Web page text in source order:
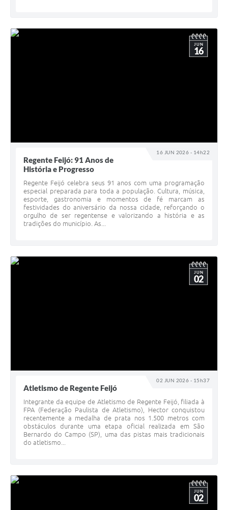
16 JUN 2026 - 14h22
JUN
16
Regente Feijó: 91 Anos de
História e Progresso
Regente Feijó celebra seus 91 anos com uma programação
especial preparada para toda a população. Cultura, música,
esporte, gastronomia e momentos de fé marcam as
festividades do aniversário da nossa cidade, reforçando o
orgulho de ser regentense e valorizando a história e as
tradições do município. As...
02 JUN 2026 - 15h37
JUN
02
Atletismo de Regente Feijó
Integrante da equipe de Atletismo de Regente Feijó, filiada à
FPA (Federação Paulista de Atletismo), Hector conquistou
recentemente a medalha de prata nos 1.500 metros com
obstáculos durante uma etapa oficial realizada em São
Bernardo do Campo (SP), uma das pistas mais tradicionais
do atletismo...
JUN
02